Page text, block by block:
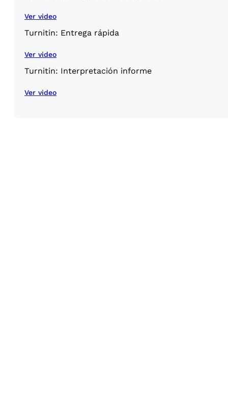
Ver video
Turnitin: Entrega rápida
Ver video
Turnitin: Interpretación informe
Ver video